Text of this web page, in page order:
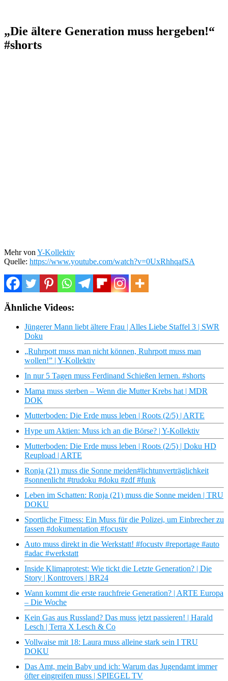
„Die ältere Generation muss hergeben!“
#shorts
Mehr von Y-Kollektiv
Quelle: https://www.youtube.com/watch?v=0UxRhhqafSA
Ähnliche Videos:
Jüngerer Mann liebt ältere Frau | Alles Liebe Staffel 3 | SWR
Doku
„Ruhrpott muss man nicht können, Ruhrpott muss man
wollen!” | Y-Kollektiv
In nur 5 Tagen muss Ferdinand Schießen lernen. #shorts
Mama muss sterben – Wenn die Mutter Krebs hat | MDR
DOK
Mutterboden: Die Erde muss leben | Roots (2/5) | ARTE
Hype um Aktien: Muss ich an die Börse? | Y-Kollektiv
Mutterboden: Die Erde muss leben | Roots (2/5) | Doku HD
Reupload | ARTE
Ronja (21) muss die Sonne meiden#lichtunverträglichkeit
#sonnenlicht #trudoku #doku #zdf #funk
Leben im Schatten: Ronja (21) muss die Sonne meiden | TRU
DOKU
Sportliche Fitness: Ein Muss für die Polizei, um Einbrecher zu
fassen #dokumentation #focustv
Auto muss direkt in die Werkstatt! #focustv #reportage #auto
#adac #werkstatt
Inside Klimaprotest: Wie tickt die Letzte Generation? | Die
Story | Kontrovers | BR24
Wann kommt die erste rauchfreie Generation? | ARTE Europa
– Die Woche
Kein Gas aus Russland? Das muss jetzt passieren! | Harald
Lesch | Terra X Lesch & Co
Vollwaise mit 18: Laura muss alleine stark sein I TRU
DOKU
Das Amt, mein Baby und ich: Warum das Jugendamt immer
öfter eingreifen muss | SPIEGEL TV